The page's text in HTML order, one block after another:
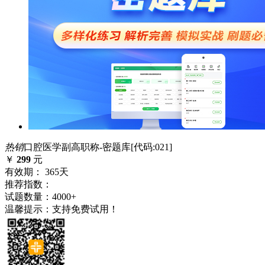
热销口腔医学副高职称-密题库[代码:021]
￥ 299 元
有效期： 365天
推荐指数：
试题数量：4000+
温馨提示：支持免费试用！